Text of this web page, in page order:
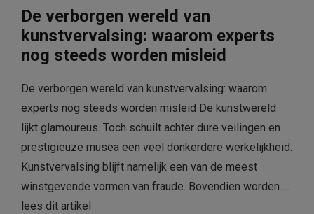
De verborgen wereld van
kunstvervalsing: waarom experts
nog steeds worden misleid
De verborgen wereld van kunstvervalsing: waarom
experts nog steeds worden misleid De kunstwereld
lijkt glamoureus. Toch schuilt achter dure veilingen en
prestigieuze musea een veel donkerdere werkelijkheid.
Kunstvervalsing blijft namelijk een van de meest
winstgevende vormen van fraude. Bovendien worden …
lees dit artikel